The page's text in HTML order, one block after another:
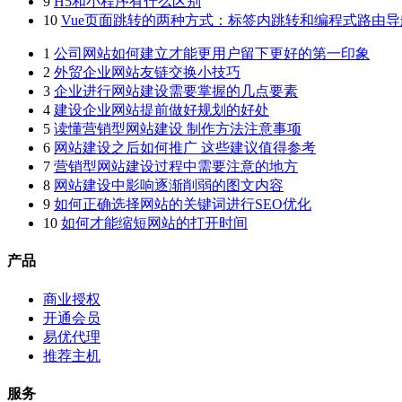
10 Vue页面跳转的两种方式：标签内跳转和编程式路由
1 公司网站如何建立才能更用户留下更好的第一印象
2 外贸企业网站友链交换小技巧
3 企业进行网站建设需要掌握的几点要素
4 建设企业网站提前做好规划的好处
5 读懂营销型网站建设 制作方法注意事项
6 网站建设之后如何推广 这些建议值得参考
7 营销型网站建设过程中需要注意的地方
8 网站建设中影响逐渐削弱的图文内容
9 如何正确选择网站的关键词进行SEO优化
10 如何才能缩短网站的打开时间
产品
商业授权
开通会员
易优代理
推荐主机
服务